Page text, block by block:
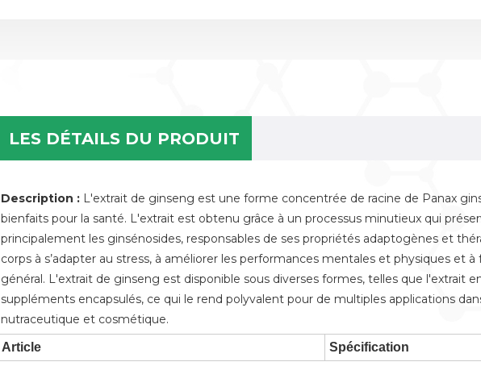
LES DÉTAILS DU PRODUIT
Description : L'extrait de ginseng est une forme concentrée de racine de Panax
bienfaits pour la santé. L'extrait est obtenu grâce à un processus minutieux qui
principalement les ginsénosides, responsables de ses propriétés adaptogènes et
corps à s’adapter au stress, à améliorer les performances mentales et physiques et à
général. L'extrait de ginseng est disponible sous diverses formes, telles que l'extrait
suppléments encapsulés, ce qui le rend polyvalent pour de multiples applications
nutraceutique et cosmétique.
Article
Spécification